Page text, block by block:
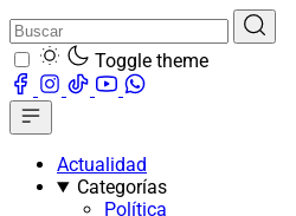
Toggle theme
Actualidad
Categorías
Política